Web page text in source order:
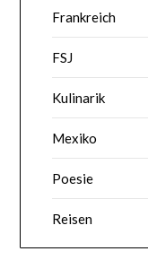
Frankreich
FSJ
Kulinarik
Mexiko
Poesie
Reisen